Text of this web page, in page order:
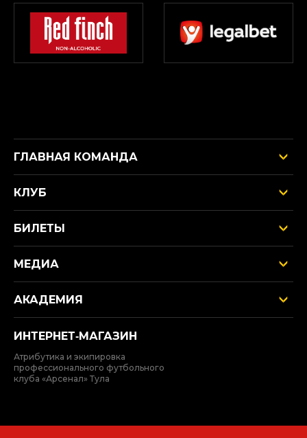
ГЛАВНАЯ КОМАНДА
КЛУБ
БИЛЕТЫ
МЕДИА
АКАДЕМИЯ
ИНТЕРНЕТ‑МАГАЗИН
Атрибутика и экипировка
профессионального футбольного
клуба «Арсенал» Тула